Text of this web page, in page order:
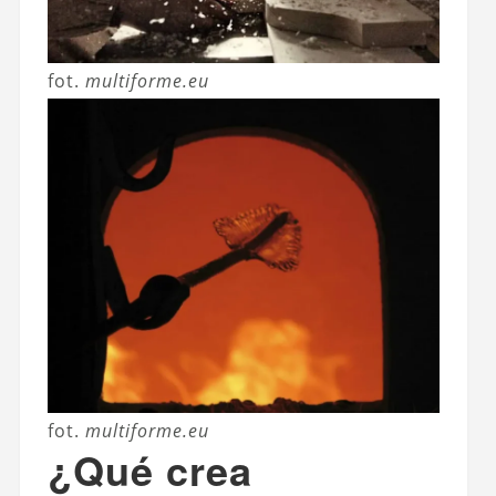
fot. multiforme.eu
fot. multiforme.eu
¿Qué crea